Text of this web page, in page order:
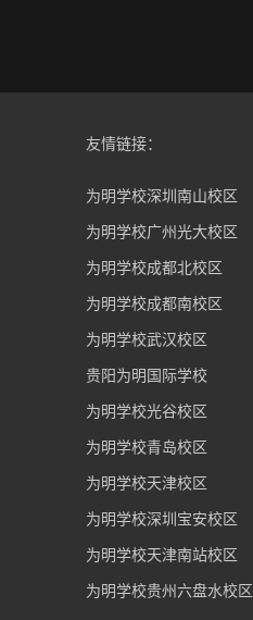
友情链接：
为明学校深圳南山校区
为明学校广州光大校区
为明学校成都北校区
为明学校成都南校区
为明学校武汉校区
贵阳为明国际学校
为明学校光谷校区
为明学校青岛校区
为明学校天津校区
为明学校深圳宝安校区
为明学校天津南站校区
为明学校贵州六盘水校区